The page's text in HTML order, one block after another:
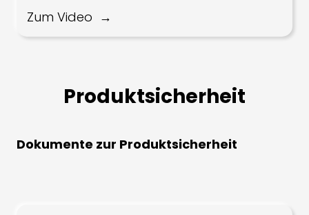
Zum Video
Produktsicherheit
Dokumente zur Produktsicherheit